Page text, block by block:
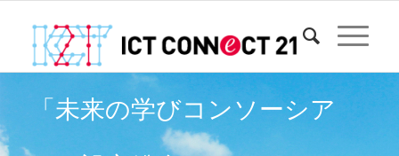
「未来の学びコンソーシア